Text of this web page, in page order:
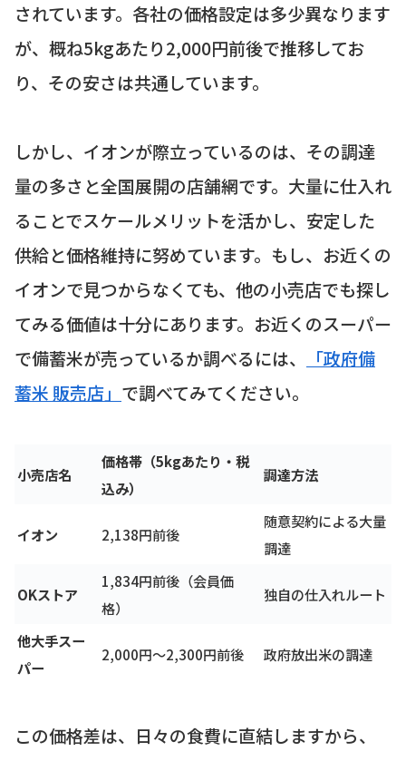
されています。各社の価格設定は多少異なります
が、概ね5kgあたり2,000円前後で推移してお
り、その安さは共通しています。
しかし、イオンが際立っているのは、その調達
量の多さと全国展開の店舗網です。大量に仕入れ
ることでスケールメリットを活かし、安定した
供給と価格維持に努めています。もし、お近くの
イオンで見つからなくても、他の小売店でも探し
てみる価値は十分にあります。お近くのスーパー
で備蓄米が売っているか調べるには、
「政府備
蓄米 販売店」 で調べてみてください。
小売店名
価格帯（5kgあたり・税
込み）
調達方法
イオン 2,138円前後
随意契約による大量
調達
OKストア
1,834円前後（会員価
格）
独自の仕入れルート
他大手スー
パー
2,000円～2,300円前後 政府放出米の調達
この価格差は、日々の食費に直結しますから、